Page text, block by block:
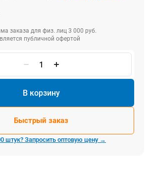
заказа для физ. лиц 3 000 руб.
публичной офертой
В корзину
Быстрый заказ
штук? Запросить оптовую цену →